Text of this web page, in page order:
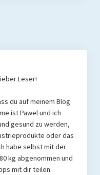
Leser!
du auf meinem Blog
ist Pawel und ich
gesund zu werden,
oder das
habe selbst mit der
kg abgenommen und
mit dir teilen.